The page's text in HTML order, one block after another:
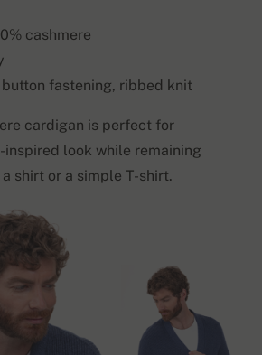
cashmere
button fastening, ribbed knit
cardigan is perfect for
look while remaining
shirt or a simple T-shirt.